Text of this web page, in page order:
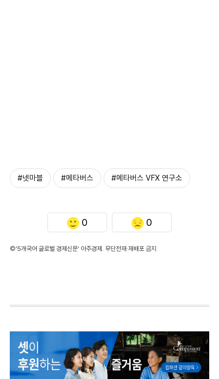
#넷마블 #메타버스 #메타버스 VFX 연구소
0 0
©'5개국어 글로벌 경제신문' 아주경제. 무단전재·재배포 금지